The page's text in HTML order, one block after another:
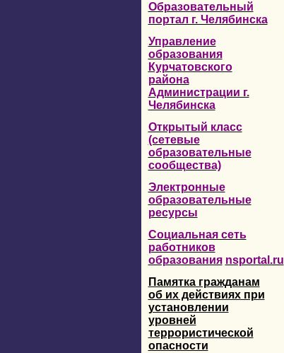
Образовательный
портал г. Челябинска
Управление
образования
Курчатовского
района
Администрации г.
Челябинска
Открытый класс
(сетевые
образовательные
сообщества)
Электронные
образовательные
ресурсы
Социальная сеть
работников
образования nsportal.ru
Памятка гражданам
об их действиях при
установлении
уровней
террористической
опасности